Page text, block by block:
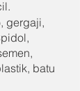
gergaji,
batu